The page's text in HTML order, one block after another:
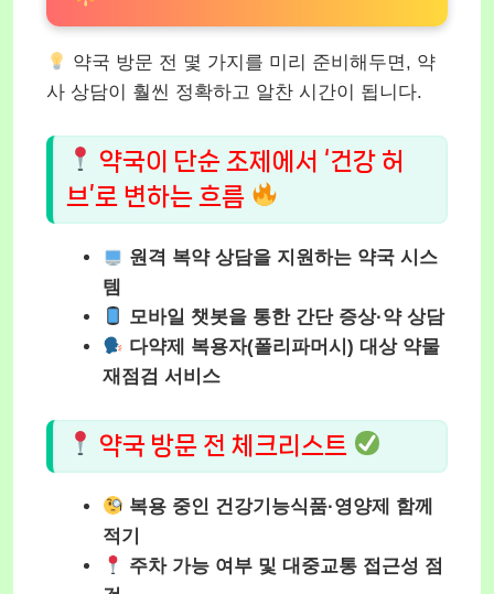
약국 방문 전 몇 가지를 미리 준비해두면, 약
사 상담이 훨씬 정확하고 알찬 시간이 됩니다.
약국이 단순 조제에서 ‘건강 허
브’로 변하는 흐름
원격 복약 상담을 지원하는 약국 시스
템
모바일 챗봇을 통한 간단 증상·약 상담
다약제 복용자(폴리파머시) 대상 약물
재점검 서비스
약국 방문 전 체크리스트
복용 중인 건강기능식품·영양제 함께
적기
주차 가능 여부 및 대중교통 접근성 점